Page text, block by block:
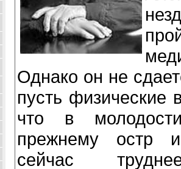
Однако он не
пусть физические
что в
прежнему остр
сейчас